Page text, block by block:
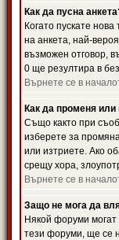
Как да пусна
Когато пускате
на анкета, най-
възможен отговор,
0 ще резултира в
Върнете се в
Как да променя или
Също както при
изберете за
или изтриете. Ако
срещу хора,
Върнете се в
Защо не мога да
Някой форуми могат
тези форуми, ще се